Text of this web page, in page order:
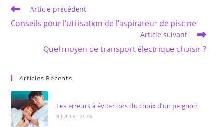
Read
articles
Article précédent
Conseils pour l’utilisation de l’aspirateur de piscine
Article suivant
Quel moyen de transport électrique choisir ?
Articles Récents
Les erreurs à éviter lors du choix d’un peignoir
9 JUILLET 2026